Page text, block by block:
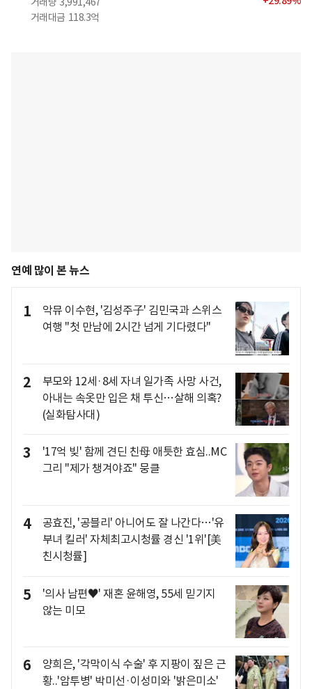
거래대금 118.3억
연예 많이 본 뉴스
1
악뮤 이수현, '김성주子' 김민국과 스위스
여행 "첫 만남에 2시간 넘게 기다렸다"
2
부모와 12세·8세 자녀 일가족 사망 사건,
아내는 속옷만 입은 채 투신…살해 의혹?
(실화탐사대)
3
'17억 빚' 함께 견딘 친母 애틋한 효심..MC
그리 "제가 챙겨야죠" 뭉클
4
공효진, '공블리' 아니어도 잘 나간다…'유
부녀 킬러' 자체최고시청률 경신 '1위'[美
친시청률]
5
'의사 남편♥' 재혼 윤해영, 55세 믿기지
않는 미모
6
양희은, '각막이식 수술' 후 지팡이 짚은 근
황..'암투병' 박미선·이성미와 '밝은미소'